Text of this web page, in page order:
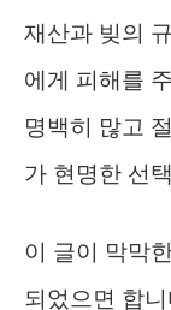
재산과 빚의
에게 피해를
명백히 많고
가 현명한 선
이 글이 막막
되었으면 합